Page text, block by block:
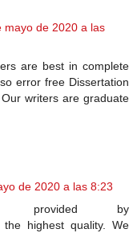
mayo de 2020 a las
are best in complete
error free Dissertation
writers are graduate
de 2020 a las 8:23
provided by
the highest quality. We